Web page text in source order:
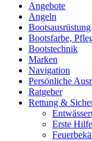
Angebote
Angeln
Bootsausrüstung
Bootsfarbe,
Bootstechnik
Marken
Navigation
Persönliche
Ratgeber
Rettung &
Erste Hilfe